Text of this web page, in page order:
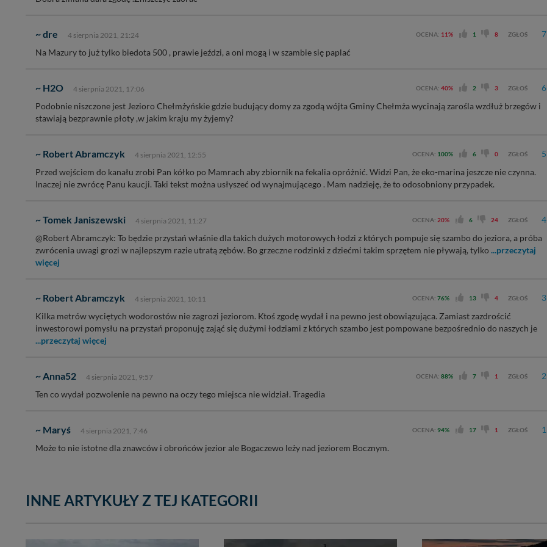
~ dre 4 sierpnia 2021, 21:24 OCENA: 11% 1 8 ZGŁOŚ 7
Na Mazury to już tylko biedota 500 , prawie jeździ, a oni mogą i w szambie się paplać
~ H2O 4 sierpnia 2021, 17:06 OCENA: 40% 2 3 ZGŁOŚ 6
Podobnie niszczone jest Jezioro Chełmżyńskie gdzie budujący domy za zgodą wójta Gminy Chełmża wycinają zarośla wzdłuż brzegów i
stawiają bezprawnie płoty ,w jakim kraju my żyjemy?
~ Robert Abramczyk 4 sierpnia 2021, 12:55 OCENA: 100% 6 0 ZGŁOŚ 5
Przed wejściem do kanału zrobi Pan kółko po Mamrach aby zbiornik na fekalia opróżnić. Widzi Pan, że eko-marina jeszcze nie czynna.
Inaczej nie zwrócę Panu kaucji. Taki tekst można usłyszeć od wynajmującego . Mam nadzieję, że to odosobniony przypadek.
~ Tomek Janiszewski 4 sierpnia 2021, 11:27 OCENA: 20% 6 24 ZGŁOŚ 4
@Robert Abramczyk: To będzie przystań właśnie dla takich dużych motorowych łodzi z których pompuje się szambo do jeziora, a próba
zwrócenia uwagi grozi w najlepszym razie utratą zębów. Bo grzeczne rodzinki z dziećmi takim sprzętem nie pływają, tylko ...przeczytaj
więcej
~ Robert Abramczyk 4 sierpnia 2021, 10:11 OCENA: 76% 13 4 ZGŁOŚ 3
Kilka metrów wyciętych wodorostów nie zagrozi jeziorom. Ktoś zgodę wydał i na pewno jest obowiązująca. Zamiast zazdrościć
inwestorowi pomysłu na przystań proponuję zająć się dużymi łodziami z których szambo jest pompowane bezpośrednio do naszych je
...przeczytaj więcej
~ Anna52 4 sierpnia 2021, 9:57 OCENA: 88% 7 1 ZGŁOŚ 2
Ten co wydał pozwolenie na pewno na oczy tego miejsca nie widział. Tragedia
~ Maryś 4 sierpnia 2021, 7:46 OCENA: 94% 17 1 ZGŁOŚ 1
Może to nie istotne dla znawców i obrońców jezior ale Bogaczewo leży nad jeziorem Bocznym.
INNE ARTYKUŁY Z TEJ KATEGORII